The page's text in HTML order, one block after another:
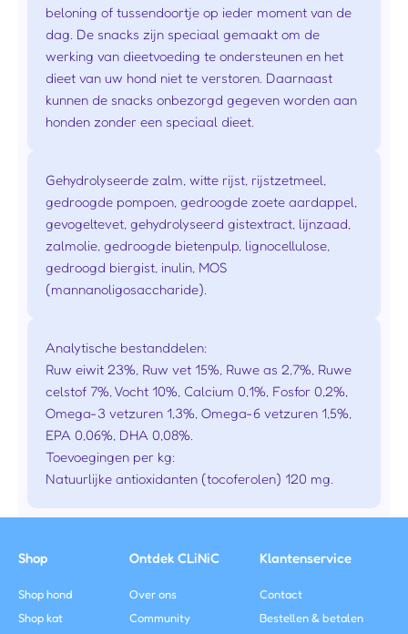
beloning of tussendoortje op ieder moment van de
dag. De snacks zijn speciaal gemaakt om de
werking van dieetvoeding te ondersteunen en het
dieet van uw hond niet te verstoren. Daarnaast
kunnen de snacks onbezorgd gegeven worden aan
honden zonder een speciaal dieet.
Gehydrolyseerde zalm, witte rijst, rijstzetmeel,
gedroogde pompoen, gedroogde zoete aardappel,
gevogeltevet, gehydrolyseerd gistextract, lijnzaad,
zalmolie, gedroogde bietenpulp, lignocellulose,
gedroogd biergist, inulin, MOS
(mannanoligosaccharide).
Analytische bestanddelen:
Ruw eiwit 23%, Ruw vet 15%, Ruwe as 2,7%, Ruwe
celstof 7%, Vocht 10%, Calcium 0,1%, Fosfor 0,2%,
Omega-3 vetzuren 1,3%, Omega-6 vetzuren 1,5%,
EPA 0,06%, DHA 0,08%.
Toevoegingen per kg:
Natuurlijke antioxidanten (tocoferolen) 120 mg.
Shop
Shop hond
Shop kat
Ontdek CLiNiC
Over ons
Community
Klantenservice
Contact
Bestellen & betalen